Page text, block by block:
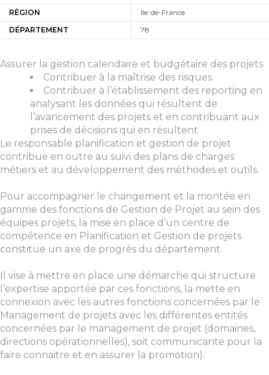
RÉGION
Ile-de-France
DÉPARTEMENT
78
Assurer la gestion calendaire et budgétaire des projets
Contribuer à la maîtrise des risques
Contribuer à l’établissement des reporting en
analysant les données qui résultent de
l’avancement des projets et en contribuant aux
prises de décisions qui en résultent
Le responsable planification et gestion de projet
contribue en outre au suivi des plans de charges
métiers et au développement des méthodes et outils.
Pour accompagner le changement et la montée en
gamme des fonctions de Gestion de Projet au sein des
équipes projets, la mise en place d’un centre de
compétence en Planification et Gestion de projets
constitue un axe de progrès du département.
Il vise à mettre en place une démarche qui structure
l’expertise apportée par ces fonctions, la mette en
connexion avec les autres fonctions concernées par le
Management de projets avec les différentes entités
concernées par le management de projet (domaines,
directions opérationnelles), soit communicante pour la
faire connaitre et en assurer la promotion).